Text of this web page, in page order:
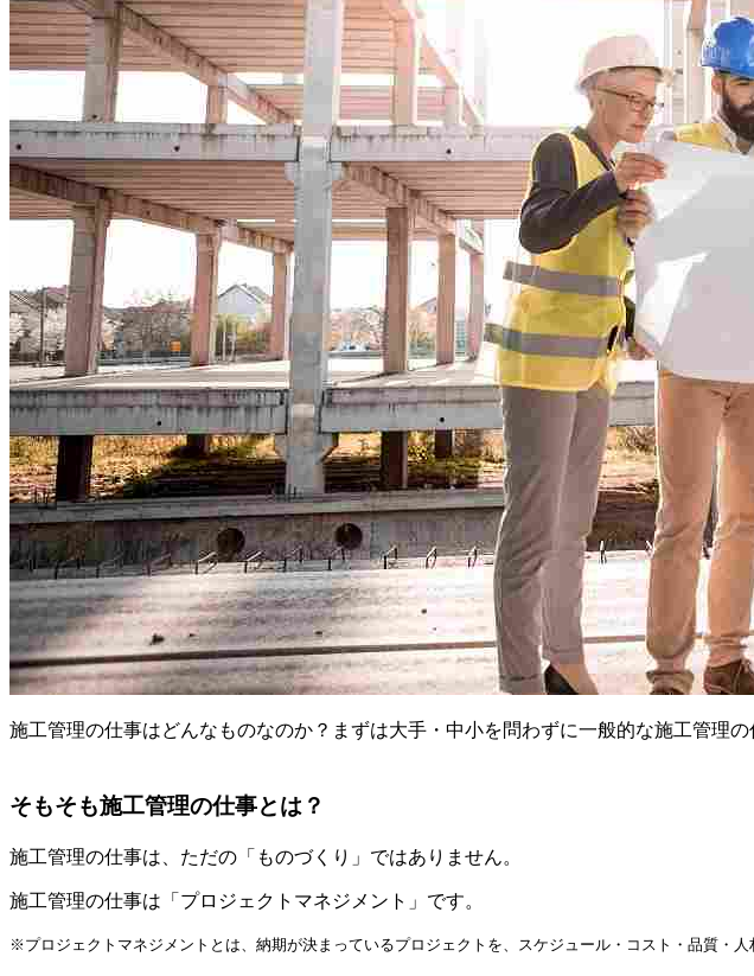
施工管理の仕事はどんなものなのか？まずは大手・中小を問わずに一般的な施工管理
そもそも施工管理の仕事とは？
施工管理の仕事は、ただの「ものづくり」ではありません。
施工管理の仕事は「プロジェクトマネジメント」です。
※プロジェクトマネジメントとは、納期が決まっているプロジェクトを、スケジュール・コスト・品質・